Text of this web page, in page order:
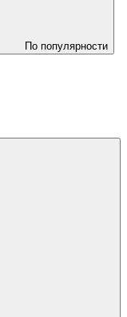
По популярности